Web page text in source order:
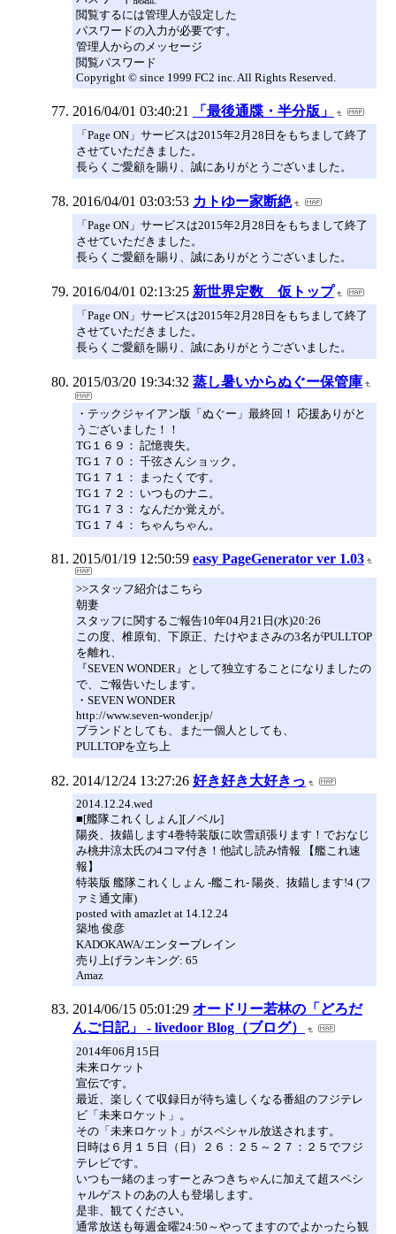
閲覧するには管理人が設定した
パスワードの入力が必要です。
管理人からのメッセージ
閲覧パスワード
Copyright © since 1999 FC2 inc. All Rights Reserved.
2016/04/01 03:40:21 「最後通牒・半分版」
「Page ON」サービスは2015年2月28日をもちまして終了
させていただきました。
長らくご愛顧を賜り、誠にありがとうございました。
2016/04/01 03:03:53 カトゆー家断絶
「Page ON」サービスは2015年2月28日をもちまして終了
させていただきました。
長らくご愛顧を賜り、誠にありがとうございました。
2016/04/01 02:13:25 新世界定数 仮トップ
「Page ON」サービスは2015年2月28日をもちまして終了
させていただきました。
長らくご愛顧を賜り、誠にありがとうございました。
2015/03/20 19:34:32 蒸し暑いからぬぐー保管庫
・テックジャイアン版「ぬぐー」最終回！ 応援ありがと
うございました！！
TG１６９： 記憶喪失。
TG１７０： 千弦さんショック。
TG１７１： まったくです。
TG１７２： いつものナニ。
TG１７３： なんだか覚えが。
TG１７４： ちゃんちゃん。
2015/01/19 12:50:59 easy PageGenerator ver 1.03
>>スタッフ紹介はこちら
朝妻
スタッフに関するご報告10年04月21日(水)20:26
この度、椎原旬、下原正、たけやまさみの3名がPULLTOP
を離れ、
『SEVEN WONDER』として独立することになりましたの
で、ご報告いたします。
・SEVEN WONDER
http://www.seven-wonder.jp/
ブランドとしても、また一個人としても、
PULLTOPを立ち上
2014/12/24 13:27:26 好き好き大好きっ
2014.12.24.wed
■[艦隊これくしょん][ノベル]
陽炎、抜錨します4巻特装版に吹雪頑張ります！でおなじ
み桃井涼太氏の4コマ付き！他試し読み情報 【艦これ速
報】
特装版 艦隊これくしょん -艦これ- 陽炎、抜錨します!4 (フ
ァミ通文庫)
posted with amazlet at 14.12.24
築地 俊彦
KADOKAWA/エンターブレイン
売り上げランキング: 65
Amaz
2014/06/15 05:01:29 オードリー若林の「どろだ
んご日記」 - livedoor Blog（ブログ）
2014年06月15日
未来ロケット
宣伝です。
最近、楽しくて収録日が待ち遠しくなる番組のフジテレ
ビ「未来ロケット」。
その「未来ロケット」がスペシャル放送されます。
日時は６月１５日（日）２６：２５～２７：２５でフジ
テレビです。
いつも一緒のまっすーとみつきちゃんに加えて超スペシ
ャルゲストのあの人も登場します。
是非、観てください。
通常放送も毎週金曜24:50～やってますのでよかったら観